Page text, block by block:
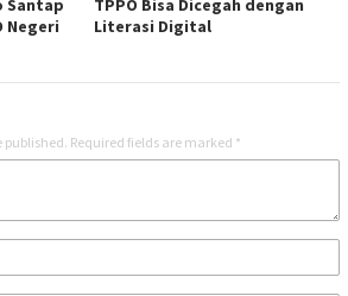
Santap
Negeri
TPPO Bisa Dicegah dengan
Literasi Digital
published. Required fields are marked *